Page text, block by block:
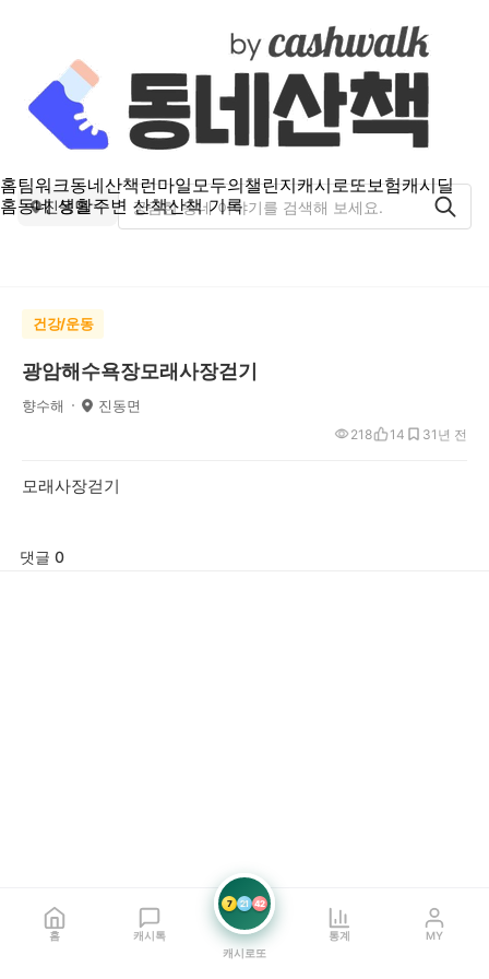
홈팀워크동네산책런마일모두의챌린지캐시로또보험캐시딜
홈동네 생활주변 산책산책 기록
진동면
건강/운동
광암해수욕장모래사장걷기
향수해 진동면
1년 전
218 14 3
모래사장걷기
댓글 0
홈 캐시톡
7 21 42
캐시로또
통계 MY